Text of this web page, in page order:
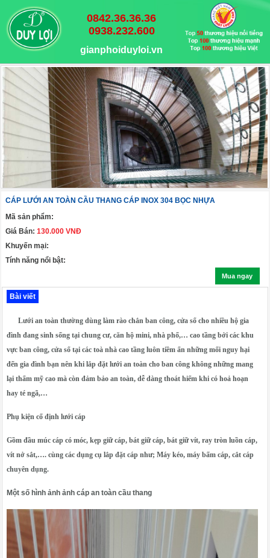
0842.36.36.36
0938.232.600
gianphoiduyloi.vn
CÁP LƯỚI AN TOÀN CẦU THANG CÁP INOX 304 BỌC NHỰA
Mã sản phẩm:
Giá Bán: 130.000 VNĐ
Khuyến mại:
Tính năng nổi bật:
Mua ngay
Bài viết
Lưới an toàn thường dùng làm rào chắn ban công, cửa sổ cho nhiều hộ gia
đình đang sinh sống tại chung cư, căn hộ mini, nhà phố,… cao tầng bởi các khu
vực ban công, cửa sổ tại các toà nhà cao tầng luôn tiềm ẩn những mối nguy hại
đến gia đình bạn nên khi lắp đặt lưới an toàn cho ban công không những mang
lại thẩm mỹ cao mà còn đảm bảo an toàn, dễ dàng thoát hiểm khi có hoả hoạn
hay té ngã,…
Phụ kiện cố định lưới cáp
Gồm đầu múc cáp có móc, kẹp giữ cáp, bát giữ cáp, bát giữ vít, ray tròn luồn cáp,
vít nở sắt,…. cùng các dụng cụ lắp đặt cáp như; Máy kéo, máy bấm cáp, cắt cáp
chuyên dụng.
Một số hình ảnh ảnh cáp an toàn cầu thang